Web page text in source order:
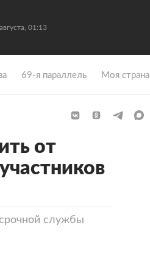
01:13
69-я параллель Моя страна
от
службы